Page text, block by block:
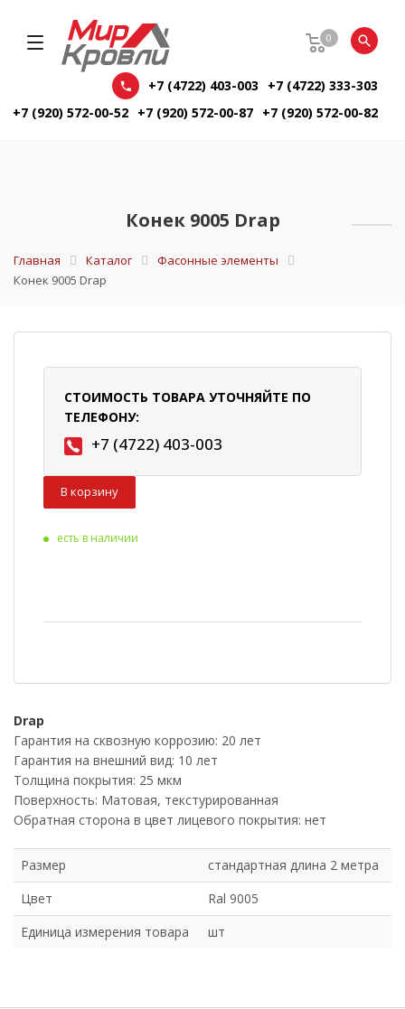
0
+7 (4722) 403-003
+7 (4722) 333-303
+7 (920) 572-00-52 +7 (920) 572-00-87 +7 (920) 572-00-82
Конек 9005 Drap
Главная Каталог
Фасонные элементы
Конек 9005 Drap
СТОИМОСТЬ ТОВАРА УТОЧНЯЙТЕ ПО
ТЕЛЕФОНУ:
+7 (4722) 403-003
В корзину
есть в наличии
Drap
Гарантия на сквозную коррозию: 20 лет
Гарантия на внешний вид: 10 лет
Толщина покрытия: 25 мкм
Поверхность: Матовая, текстурированная
Обратная сторона в цвет лицевого покрытия: нет
Размер
стандартная длина 2 метра
Цвет
Ral 9005
Единица измерения товара
шт